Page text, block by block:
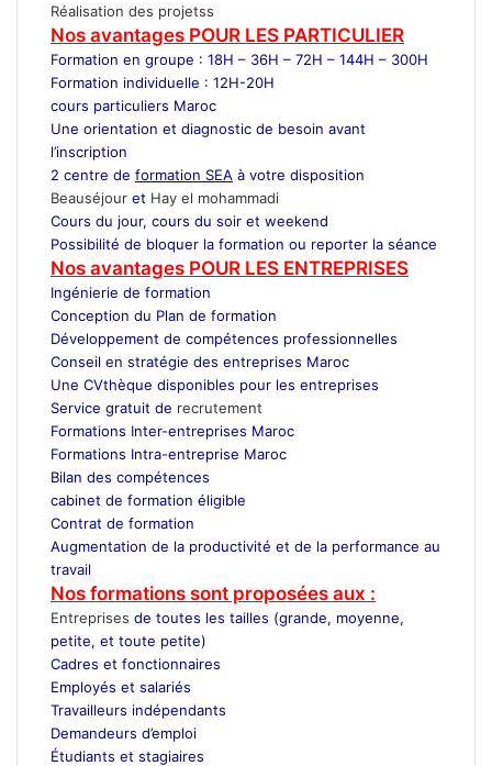
Réalisation des projetss
Nos avantages POUR LES PARTICULIER
Formation en groupe : 18H – 36H – 72H – 144H – 300H
Formation individuelle : 12H-20H
cours particuliers Maroc
Une orientation et diagnostic de besoin avant
l’inscription
2 centre de formation SEA à votre disposition
Beauséjour et Hay el mohammadi
Cours du jour, cours du soir et weekend
Possibilité de bloquer la formation ou reporter la séance
Nos avantages POUR LES ENTREPRISES
Ingénierie de formation
Conception du Plan de formation
Développement de compétences professionnelles
Conseil en stratégie des entreprises Maroc
Une CVthèque disponibles pour les entreprises
Service gratuit de recrutement
Formations Inter-entreprises Maroc
Formations Intra-entreprise Maroc
Bilan des compétences
cabinet de formation éligible
Contrat de formation
Augmentation de la productivité et de la performance au
travail
Nos formations sont proposées aux :
Entreprises de toutes les tailles (grande, moyenne,
petite, et toute petite)
Cadres et fonctionnaires
Employés et salariés
Travailleurs indépendants
Demandeurs d’emploi
Étudiants et stagiaires